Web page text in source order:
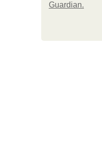
Guardian.